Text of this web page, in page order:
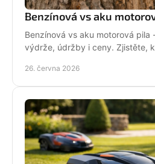
Benzínová vs aku
Benzínová vs aku motorová pila
výdrže, údržby i ceny. Zjistěte,
26. června 2026